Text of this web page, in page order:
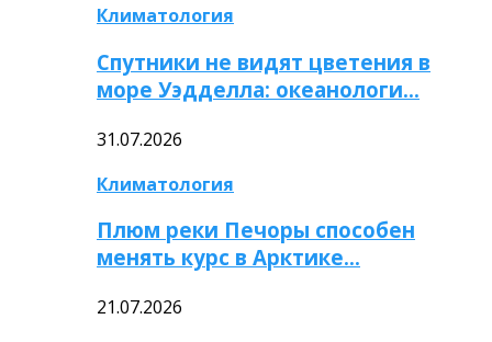
Климатология
Спутники не видят цветения в
море Уэдделла: океанологи…
31.07.2026
Климатология
Плюм реки Печоры способен
менять курс в Арктике…
21.07.2026